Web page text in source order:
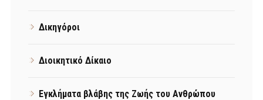
Δικηγόροι
Διοικητικό Δίκαιο
Εγκλήματα βλάβης της Ζωής του Ανθρώπου